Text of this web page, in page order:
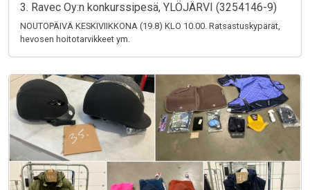
3. Ravec Oy:n konkurssipesä, YLÖJÄRVI (3254146-9)
NOUTOPÄIVÄ KESKIVIIKKONA (19.8) KLO 10.00. Ratsastuskypärät,
hevosen hoitotarvikkeet ym.